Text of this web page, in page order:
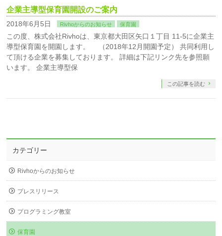
企業主導型保育園開設のご案内
2018年6月5日 Rivhoからのお知らせ 保育園
この度、株式会社Rivhoは、東京都大田区矢口１丁目 11-5に企業主
導型保育園を開園します。 （2018年12月開園予定） 共同利用し
て頂ける企業を募集しております。 詳細は下記リンク先を参照願
います。 企業主導型保
この記事を読む
カテゴリー
Rivhoからのお知らせ
プレスリリース
プログラミング教室
保育園